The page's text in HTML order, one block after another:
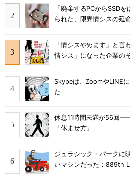
「廃棄するPCからSSD
られた、限界情シスの延
「情シスやめます」と
情シス」になった企業の
Skypeは、ZoomやLINE
た
休息11時間未満が56回
「休ませ方」
ジュラシック・パークに
いマシンだった：889th